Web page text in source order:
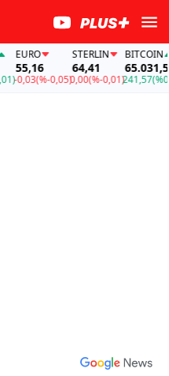
EURO
55,16
-0,03(%-0,05)
STERLIN
64,41
0,00(%-0,01)
BITCOIN
65.031,58
241,57